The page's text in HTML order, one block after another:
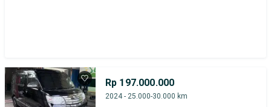
Rp 197.000.000
2024 - 25.000-30.000 km